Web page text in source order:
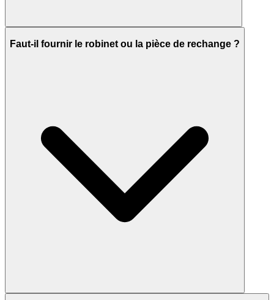
Faut-il fournir le robinet ou la pièce de rechange ?